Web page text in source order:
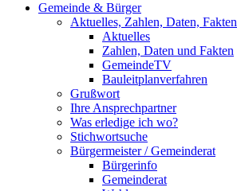
Gemeinde & Bürger
Aktuelles, Zahlen, Daten, Fakten
Aktuelles
Zahlen, Daten und Fakten
GemeindeTV
Bauleitplanverfahren
Grußwort
Ihre Ansprechpartner
Was erledige ich wo?
Stichwortsuche
Bürgermeister / Gemeinderat
Bürgerinfo
Gemeinderat